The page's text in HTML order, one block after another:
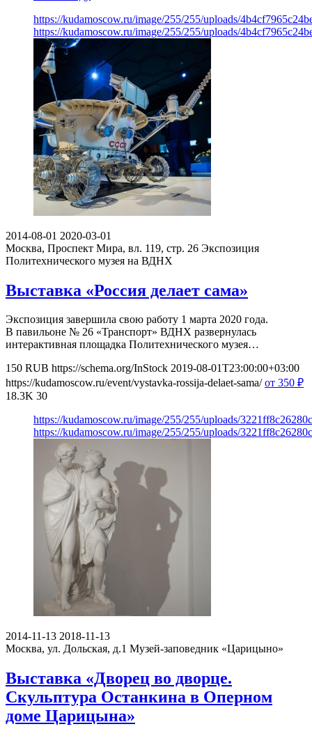
https://kudamoscow.ru/image/255/255/uploads/
https://kudamoscow.ru/image/255/255/uploads/
2014-08-01 2020-03-01
Москва, Проспект Мира, вл. 119, стр. 26 Экспозиция
Политехнического музея на ВДНХ
Выставка «Россия делает сама»
Экспозиция завершила свою работу 1 марта 2020 года.
В павильоне № 26 «Транспорт» ВДНХ развернулась
интерактивная площадка Политехнического музея…
150 RUB https://schema.org/InStock 2019-08-01T23:00:00+03:00
https://kudamoscow.ru/event/vystavka-rossija-delaet-sama/ от 350 ₽
18.3K 30
https://kudamoscow.ru/image/255/255/uploads/
https://kudamoscow.ru/image/255/255/uploads/
2014-11-13 2018-11-13
Москва, ул. Дольская, д.1 Музей-заповедник «Царицыно»
Выставка «Дворец во дворце.
Скульптура Останкина в Оперном
доме Царицына»